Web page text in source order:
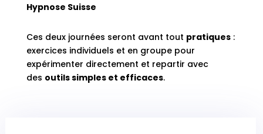
Hypnose Suisse
Ces deux journées seront avant tout pratiques :
exercices individuels et en groupe pour
expérimenter directement et repartir avec
des outils simples et efficaces.